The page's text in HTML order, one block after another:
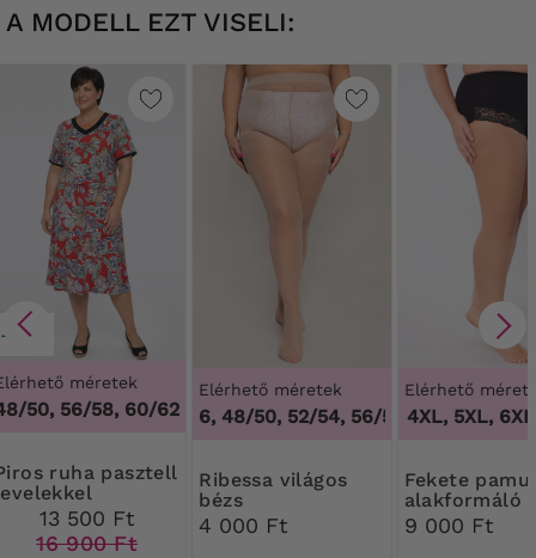
A MODELL EZT VISELI:
-20%
méretek
50, 56/58, 60/62
13 500 Ft
16 900 Ft
Elérhető méretek
44/46, 48/50, 52/54, 56/58, 60/62,44/46,
Ribessa világos
bézs
Harisnyanadrág 30
4 000 Ft
Elérhető
3XL, 4XL, 5XL, 6XL,
Fekete pamut
alakformáló
csipkével
9 000 Ft